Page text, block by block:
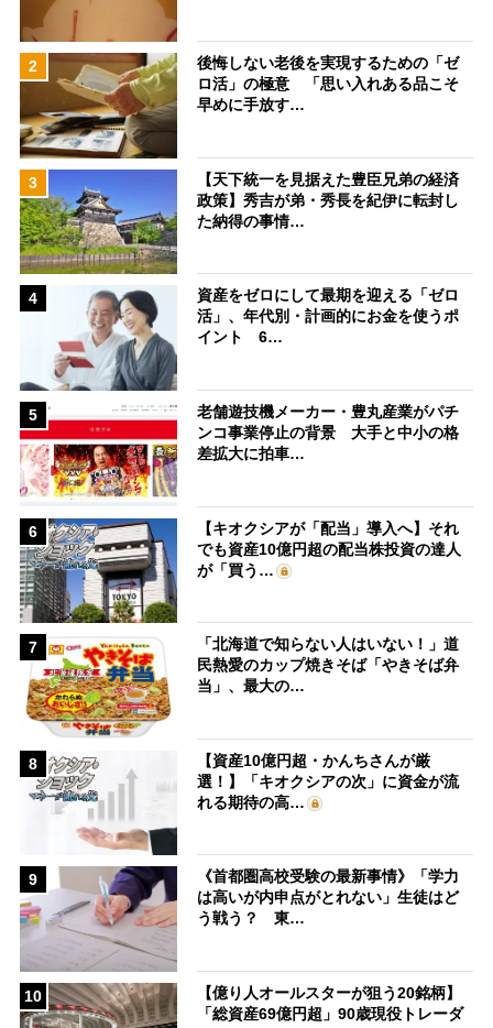
2
後悔しない老後を実現するための「ゼ
ロ活」の極意 「思い入れある品こそ
早めに手放す…
3
【天下統一を見据えた豊臣兄弟の経済
政策】秀吉が弟・秀長を紀伊に転封し
た納得の事情…
4
資産をゼロにして最期を迎える「ゼロ
活」、年代別・計画的にお金を使うポ
イント 6…
5
老舗遊技機メーカー・豊丸産業がパチ
ンコ事業停止の背景 大手と中小の格
差拡大に拍車…
6
【キオクシアが「配当」導入へ】それ
でも資産10億円超の配当株投資の達人
が「買う…
7
「北海道で知らない人はいない！」道
民熱愛のカップ焼きそば「やきそば弁
当」、最大の…
8
【資産10億円超・かんちさんが厳
選！】「キオクシアの次」に資金が流
れる期待の高…
9
《首都圏高校受験の最新事情》「学力
は高いが内申点がとれない」生徒はど
う戦う？ 東…
10
【億り人オールスターが狙う20銘柄】
「総資産69億円超」90歳現役トレーダ